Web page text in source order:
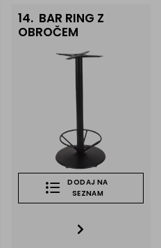
14. BAR RING Z
OBROČEM
DODAJ NA
SEZNAM